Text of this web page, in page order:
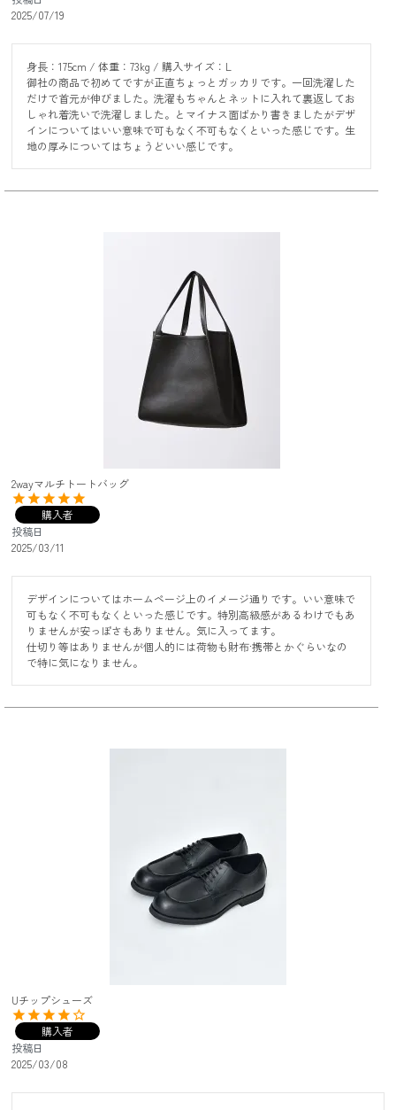
2025/07/19
身長：175cm / 体重：73kg / 購入サイズ：L
御社の商品で初めてですが正直ちょっとガッカリです。一回洗濯した
だけで首元が伸びました。洗濯もちゃんとネットに入れて裏返してお
しゃれ着洗いで洗濯しました。とマイナス面ばかり書きましたがデザ
インについてはいい意味で可もなく不可もなくといった感じです。生
地の厚みについてはちょうどいい感じです。
2wayマルチトートバッグ
購入者
投稿日
2025/03/11
デザインについてはホームページ上のイメージ通りです。いい意味で
可もなく不可もなくといった感じです。特別高級感があるわけでもあ
りませんが安っぽさもありません。気に入ってます。
仕切り等はありませんが個人的には荷物も財布·携帯とかぐらいなの
で特に気になりません。
Uチップシューズ
購入者
投稿日
2025/03/08